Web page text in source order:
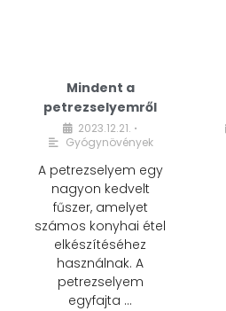
Mindent a
petrezselyemről
2023.12.21. •
Gyógynövények
A petrezselyem egy
nagyon kedvelt
fűszer, amelyet
számos konyhai étel
elkészítéséhez
használnak. A
petrezselyem
egyfajta …